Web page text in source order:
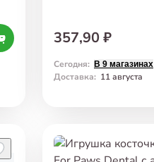
357,90 ₽
Сегодня: В 9 магазинах
Доставка: 11 августа